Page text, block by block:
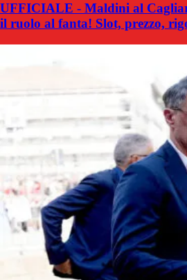
UFFICIALE - Maldini al
il ruolo al fanta! Slot, prezzo,